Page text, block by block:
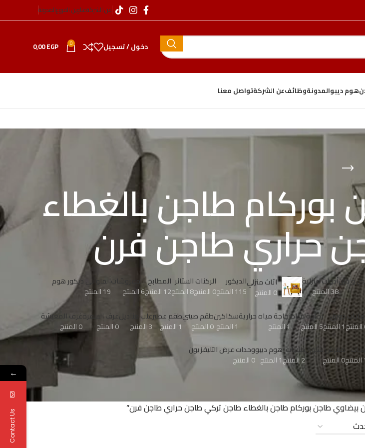
عن الشركةعناوين الفروعالمدونة
دخول / تسجيل 0
0,00EGP
هوم ديبوالمدونةوظائفعن الشركةتواصل معنا
طاجن بالغطاء
حراري طاجن فرن
و خزنأدوات منزلية
38 المنتج
اثاث منزلي
0 المنتج
الدیكور
115 المنتج
الركنات
0 المنتج
الستائر
8 المنتج
المطابخ
12 المنتج
المفروشات
6 المنتج
الملواني ديكور هوم
19 المنتج
دورق
1 المنتج
زجاجة مياه
5 المنتج
زجاجة مياه حرارية
1 المنتج
سكاكين
1 المنتج
طقم صيني
0 المنتج
طقم عصير
1 المنتج
علب مناديل
3 المنتج
غرف السفرة
0 المنتج
غرف المعيشة
0 المنتج
مفرش شتوى
0 المنتج
ملايات
2 المنتج
هوم ديبو
1 المنتج
وحدات عرض التليفزيون
0 المنتج
بيضاوي طاجن بوركام طاجن بالغطاء طاجن تركي طاجن حراري طاجن فرن”
←
Contact Us